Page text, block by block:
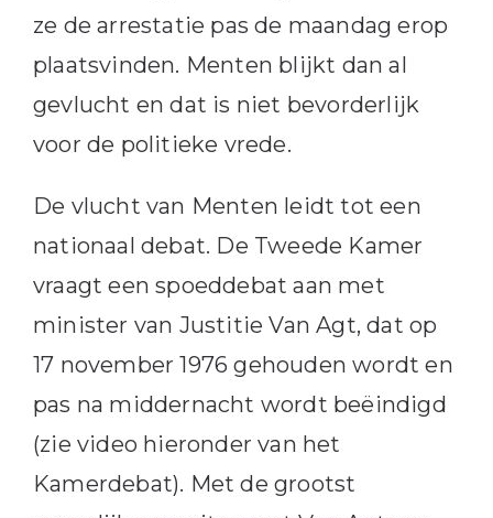
ze de arrestatie pas de maandag erop
plaatsvinden. Menten blijkt dan al
gevlucht en dat is niet bevorderlijk
voor de politieke vrede.
De vlucht van Menten leidt tot een
nationaal debat. De Tweede Kamer
vraagt een spoeddebat aan met
minister van Justitie Van Agt, dat op
17 november 1976 gehouden wordt en
pas na middernacht wordt beëindigd
(zie video hieronder van het
Kamerdebat). Met de grootst